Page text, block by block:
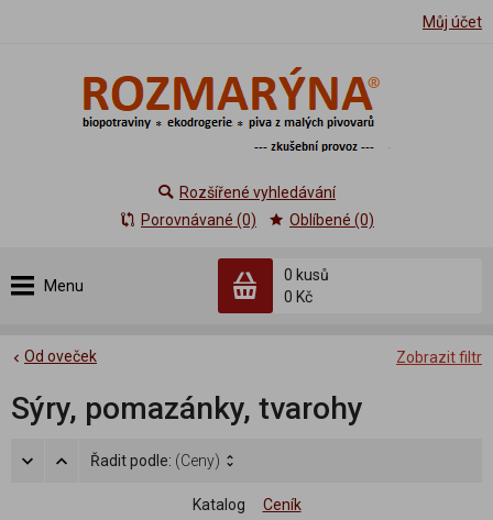
Můj účet
Menu
0 kusů
0 Kč
Rozšířené vyhledávání
Porovnávané (0)
Oblíbené (0)
Zobrazit filtr
Od oveček
Sýry, pomazánky, tvarohy
Řadit podle: (Ceny)
Katalog Ceník